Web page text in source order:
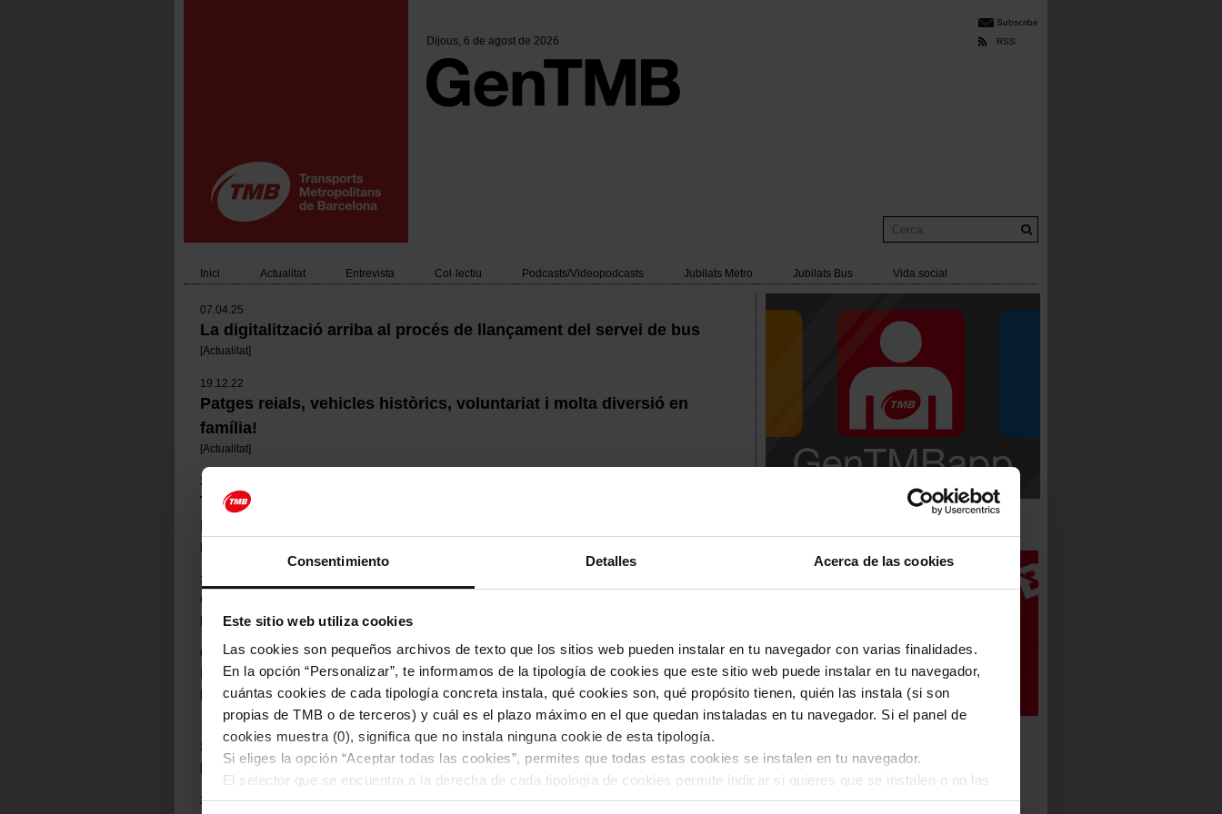
Consentimiento Detalles Acerca de las cookies
Este sitio web utiliza cookies
Las cookies son pequeños archivos de texto que los sitios web pueden instalar en tu navegador con varias finalidades.
En la opción “Personalizar”, te informamos de la tipología de cookies que este sitio web puede instalar en tu navegador,
cuántas cookies de cada tipología concreta instala, qué cookies son, qué propósito tienen, quién las instala (si son
propias de TMB o de terceros) y cuál es el plazo máximo en el que quedan instaladas en tu navegador. Si el panel de
cookies muestra (0), significa que no instala ninguna cookie de esta tipología.
Si eliges la opción “Aceptar todas las cookies”, permites que todas estas cookies se instalen en tu navegador.
El selector que se encuentra a la derecha de cada tipología de cookies permite indicar si quieres que se instalen o no las
cookies de esa clase.
Dijous, 6 de agost de 2026
Cerca
Subscribe
RSS
Main
navigation
Inici Actualitat Entrevista Col·lectiu Podcasts/Videopodcasts Jubilats Metro Jubilats Bus Vida social
07.04.25
La digitalització arriba al procés de llançament del servei de bus
[Actualitat]
19.12.22
Patges reials, vehicles històrics, voluntariat i molta diversió en
família!
[Actualitat]
28.10.20
Tres instal·lacions de TMB han participat en el festival 48 Open
House Barcelona
27.04.22
Comiat de l’Òscar Prieto
Actualitat]
07.09.20
La família de TMB plora l’Òscar
Actualitat]
17.04.19
Simulacre d'emergència a les instal·lacions del CON Horta
27.08.18